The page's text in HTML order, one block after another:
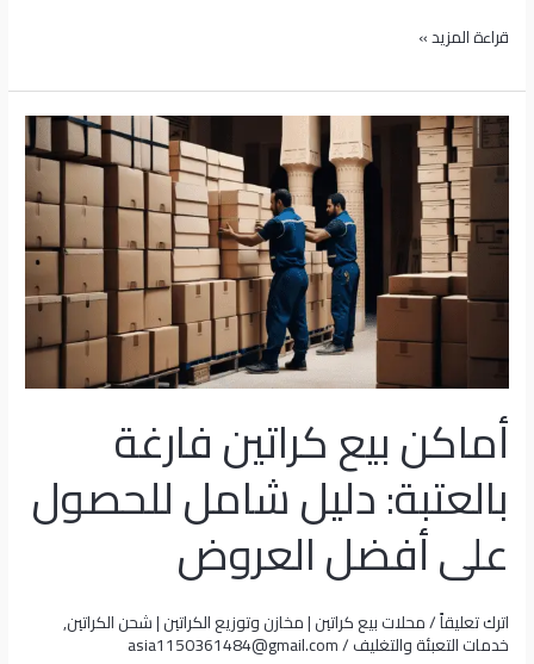
قراءة المزيد »
أماكن بيع كراتين فارغة
بالعتبة: دليل شامل للحصول
على أفضل العروض
اترك تعليقاً/محلات بيع كراتين | مخازن وتوزيع الكراتين | شحن الكراتين,
خدمات التعبئة والتغليف/
asia1150361484@gmail.com
أماكن
بيع
كراتين
فارغة
بالعتبة:
شامل
للحصول
على
أفضل
العروض